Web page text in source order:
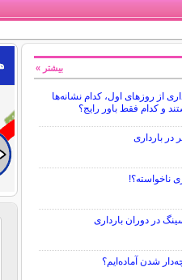
از روزهای اول، کدام نشانه‌ها
و کدام فقط باور رایج؟
در بارداری
ناخواسته؟!
در دوران بارداری
شدن آماده‌ایم؟
بیشتر »